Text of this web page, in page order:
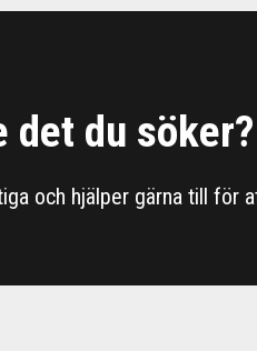
det du söker?
och hjälper gärna till för